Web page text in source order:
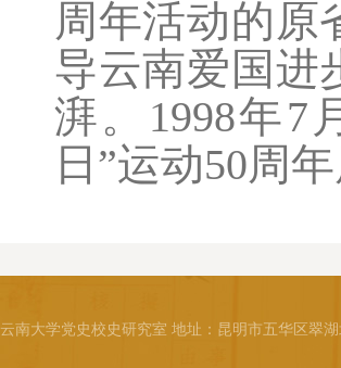
周年活动的原
导云南爱国进
湃。1998年7
日”运动50周年
云南大学党史校史研究室 地址：昆明市五华区翠